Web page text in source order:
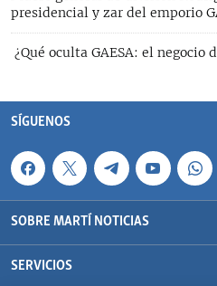
presidencial y zar del emporio
¿Qué oculta GAESA: el negocio
SÍGUENOS
SOBRE MARTÍ NOTICIAS
SERVICIOS